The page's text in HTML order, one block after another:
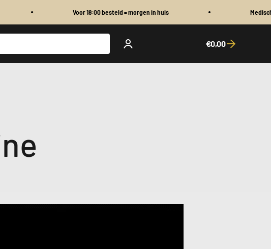
Voor 18:00 besteld = morgen in huis Medische Graad
Open account page Open cart
€0,00